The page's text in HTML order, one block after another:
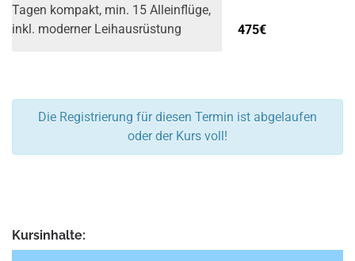
Tagen kompakt, min. 15 Alleinflüge,
inkl. moderner Leih­ausrüstung
475€
Die Registrierung für diesen Termin ist abgelaufen
oder der Kurs voll!
Kursinhalte: